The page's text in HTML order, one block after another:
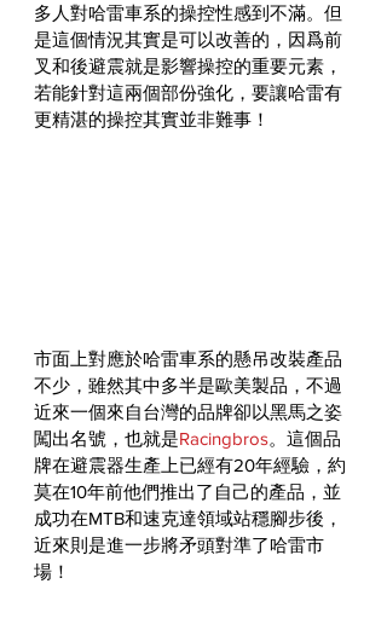
多人對哈雷車系的操控性感到不滿。但
是這個情況其實是可以改善的，因爲前
叉和後避震就是影響操控的重要元素，
若能針對這兩個部份強化，要讓哈雷有
更精湛的操控其實並非難事！
市面上對應於哈雷車系的懸吊改裝產品
不少，雖然其中多半是歐美製品，不過
近來一個來自台灣的品牌卻以黑馬之姿
闖出名號，也就是Racingbros。這個品
牌在避震器生產上已經有20年經驗，約
莫在10年前他們推出了自己的產品，並
成功在MTB和速克達領域站穩腳步後，
近來則是進一步將矛頭對準了哈雷市
場！